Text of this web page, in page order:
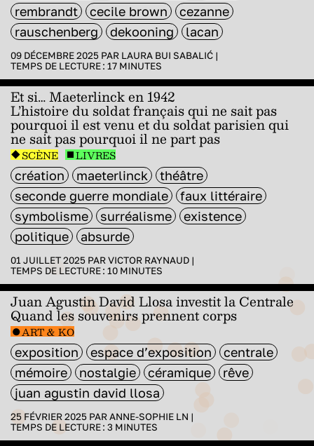
rembrandt
cecile brown
cezanne
rauschenberg
dekooning lacan
09 DÉCEMBRE 2025 PAR LAURA BUI SABALIĆ |
TEMPS DE LECTURE : 17 MINUTES
Et si… Maeterlinck en 1942
L’histoire du soldat français qui ne sait pas
pourquoi il est venu et du soldat parisien qui
ne sait pas pourquoi il ne part pas
SCÈNE LIVRES
création maeterlinck
théâtre
seconde guerre mondiale
faux littéraire
symbolisme
surréalisme
existence
politique
absurde
01 JUILLET 2025 PARVICTOR RAYNAUD |
TEMPS DE LECTURE : 10 MINUTES
Juan Agustin David Llosa investit la Centrale
Quand les souvenirs prennent corps
ART & KO
exposition espace d’exposition
centrale
mémoire
nostalgie céramique
rêve
juan agustin david llosa
25 FÉVRIER 2025 PARANNE-SOPHIE LN |
TEMPS DE LECTURE : 3 MINUTES